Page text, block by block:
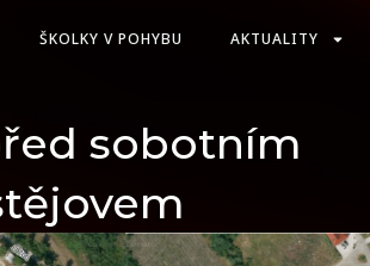
ŠKOLKY V POHYBU AKTUALITY
sobotním